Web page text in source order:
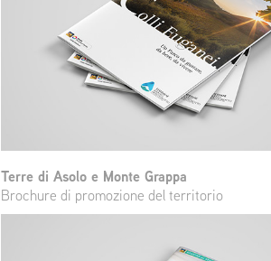
Terre di Asolo e Monte Grappa
Brochure di promozione del territorio